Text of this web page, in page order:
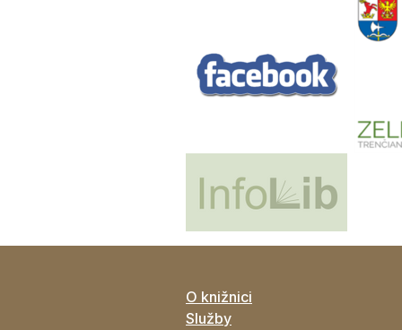
O knižnici
Služby